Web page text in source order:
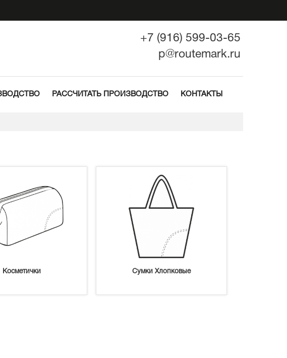
+7 (916) 599-03-65
p@routemark.ru
РАССЧИТАТЬ ПРОИЗВОДСТВО КОНТАКТЫ
Косметички Сумки Хлопковые